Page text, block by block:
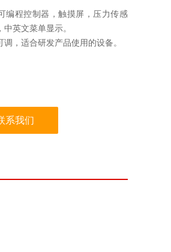
编程控制器，触摸屏，压力传感
英文菜单显示。
，适合研发产品使用的设备。
系我们